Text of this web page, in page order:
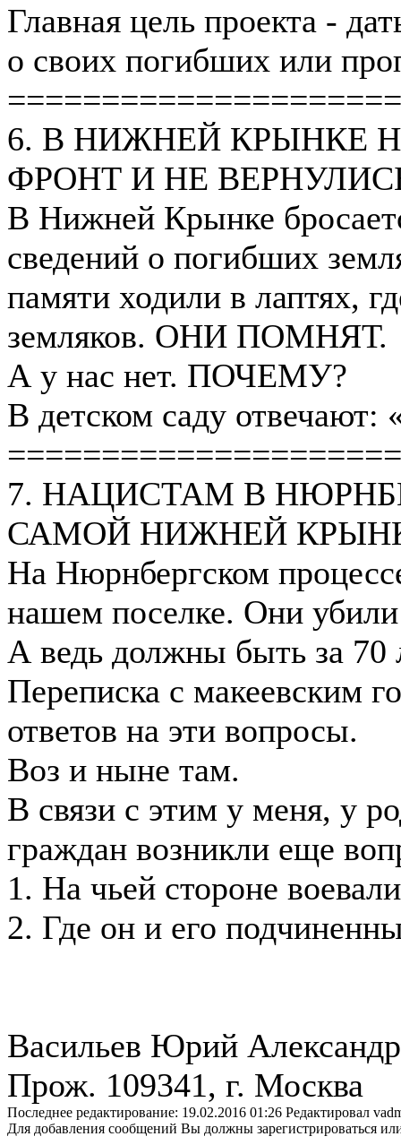
Главная цель проекта -
о своих погибших или
6. В НИЖНЕЙ КРЫНКЕ
ФРОНТ И НЕ
В Нижней Крынке
сведений о погибших
памяти ходили в лаптях,
земляков. ОНИ ПОМНЯТ.
А у нас нет. ПОЧЕМУ?
В детском саду
7. НАЦИСТАМ В
САМОЙ НИЖНЕЙ
На Нюрнбергском
нашем поселке. Они убили
А ведь должны быть за 70
Переписка с макеевским
ответов на эти вопросы.
Воз и ныне там.
В связи с этим у меня, у
граждан возникли еще
1. На чьей стороне
2. Где он и его
Васильев Юрий
Прож. 109341, г. Москва
Последнее редактирование: 19.02.2016 01:26 Редактировал
Для добавления сообщений Вы должны зарегистрироваться или